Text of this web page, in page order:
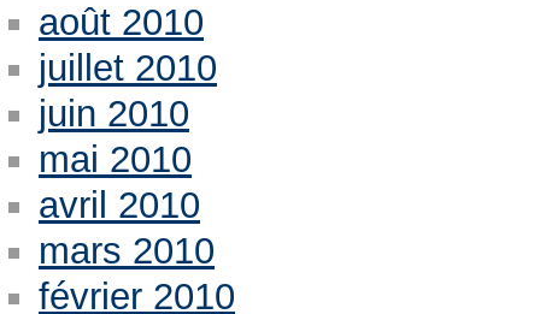
août 2010
juillet 2010
juin 2010
mai 2010
avril 2010
mars 2010
février 2010